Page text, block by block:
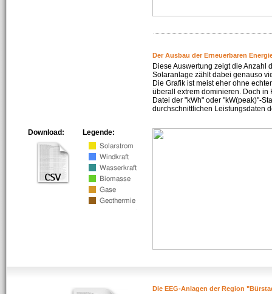
Der Ausbau der Erneuerbaren
Diese Auswertung zeigt die Anzahl
Solaranlage zählt dabei genauso
Die Grafik ist meist eher ohne
überall extrem dominieren. Doch in
Datei der "kWh" oder "kW(peak)"-
durchschnittlichen Leistungsdaten
Legende:
Download:
Die EEG-Anlagen der Region